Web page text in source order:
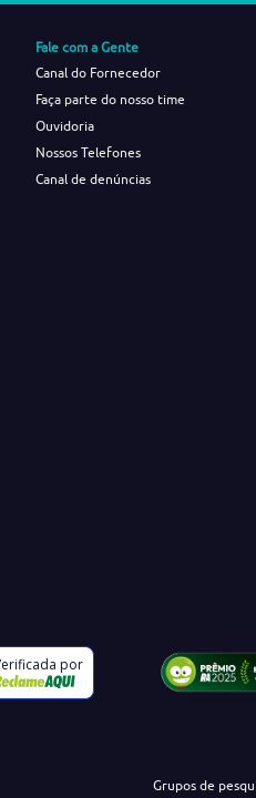
Fale com a Gente
Canal do Fornecedor
Faça parte do nosso time
Ouvidoria
Nossos Telefones
Canal de denúncias
por
Grupos de